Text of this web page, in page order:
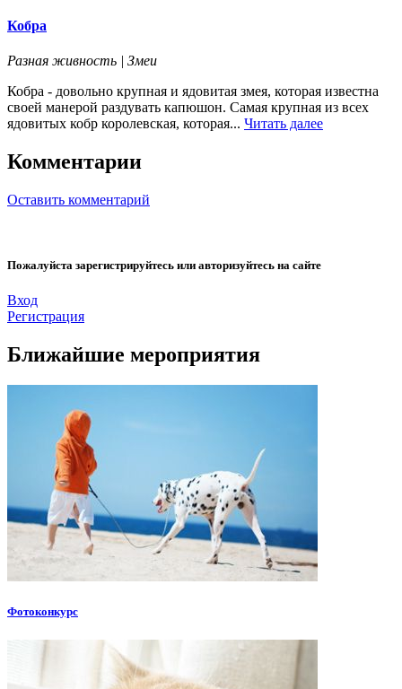
Кобра
Разная живность | Змеи
Кобра - довольно крупная и ядовитая змея, которая известна
своей манерой раздувать капюшон. Самая крупная из всех
ядовитых кобр королевская, которая... Читать далее
Комментарии
Оставить комментарий
Пожалуйста зарегистрируйтесь или авторизуйтесь на сайте
Вход
Регистрация
Ближайшие мероприятия
Фотоконкурс